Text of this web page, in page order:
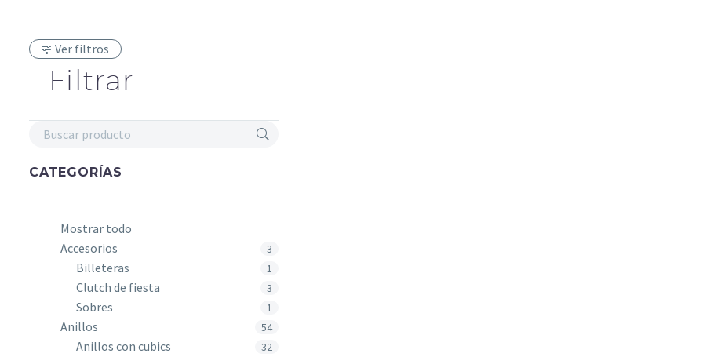
Ver filtros
Filtrar
CATEGORÍAS
Mostrar todo
Accesorios
3
Billeteras 1
Clutch de fiesta 3
Sobres 1
Anillos 54
Anillos con cubics 32